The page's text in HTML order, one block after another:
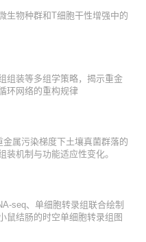
生物种群和T细胞干性增强中的
组装等多组学策略，揭示重金
环网络的重构规律
金属污染梯度下土壤真菌群落的
装机制与功能适应性变化。
seq、单细胞转录组联合绘制
鼠结肠的时空单细胞转录组图